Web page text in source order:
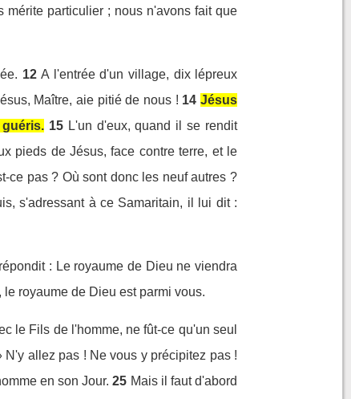
particulier ; nous n'avons fait que
12 A l'entrée d'un village, dix lépreux
Maître, aie pitié de nous ! 14 Jésus
15 L'un d'eux, quand il se rendit
pieds de Jésus, face contre terre, et le
ce pas ? Où sont donc les neuf autres ?
s'adressant à ce Samaritain, il lui dit :
: Le royaume de Dieu ne viendra
royaume de Dieu est parmi vous.
le Fils de l'homme, ne fût-ce qu'un seul
allez pas ! Ne vous y précipitez pas !
en son Jour. 25 Mais il faut d'abord